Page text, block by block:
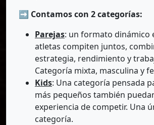
➡️ Contamos con 2 categorías:
Parejas: un formato dinámico
atletas compiten juntos,
estrategia, rendimiento y
Categoría mixta, masculina y
Kids: Una categoría pensada
más pequeños también
experiencia de competir. Una
categoría.